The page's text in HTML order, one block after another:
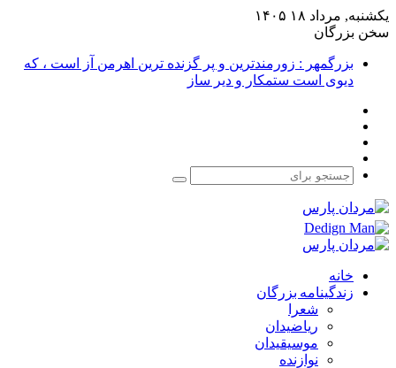
یکشنبه, مرداد ۱۸ ۱۴۰۵
سخن بزرگان
بزرگمهر : زورمندترین و پر گزنده ترین اهرمن آز است ، که
دیوی است ستمکار و دیر ساز
جستجو
خانه
زندگینامه بزرگان
شعرا
ریاضیدان
موسیقیدان
نوازنده